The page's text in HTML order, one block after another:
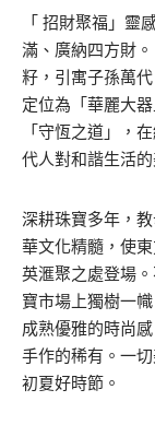
「 招財聚福」靈
滿、廣納四方財
籽，引寓子孫萬
定位為「華麗大
「守恆之道」，
代人對和諧生活的
深耕珠寶多年，
華文化精髓，使
英滙聚之處登場
寶市場上獨樹一
成熟優雅的時尚
手作的稀有。一
初夏好時節。